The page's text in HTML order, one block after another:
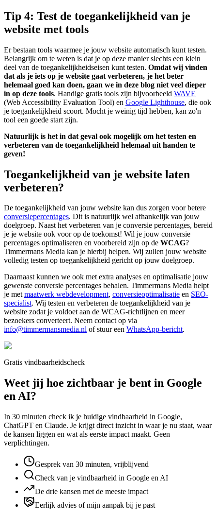
Tip 4: Test de toegankelijkheid van je
website met tools
Er bestaan tools waarmee je jouw website automatisch kunt testen.
Belangrijk om te weten is dat je op deze manier slechts een klein
deel van de toegankelijkheidseisen kunt testen. Omdat wij vinden
dat als je iets op je website gaat verbeteren, je het beter
helemaal goed kan doen, gaan we in deze blog niet veel dieper
in op deze tools. Handige gratis tools zijn bijvoorbeeld WAVE
(Web Accessibility Evaluation Tool) en Google Lighthouse, die ook
je toegankelijkheid scoort. Mocht je weinig tijd hebben, kan zo'n
tool een goede start zijn.
Natuurlijk is het in dat geval ook mogelijk om het testen en
verbeteren van de toegankelijkheid helemaal uit handen te
geven!
Toegankelijkheid van je website laten
verbeteren?
De toegankelijkheid van jouw website kan dus zorgen voor betere
conversiepercentages. Dit is natuurlijk wel afhankelijk van jouw
doelgroep. Naast het verbeteren van je conversie percentages, bereid
je je website ook voor op de toekomst! Wil je jouw conversie
percentages optimaliseren en voorbereid zijn op de WCAG?
Timmermans Media kan je hierbij helpen. Wij zullen jouw website
volledig testen op toegankelijkheid gericht op jouw doelgroep.
Daarnaast kunnen we ook met extra analyses en optimalisatie jouw
gewenste conversie percentages behalen. Timmermans Media helpt
je metmaatwerk webdevelopment, conversieoptimalisatie en SEO-
specialist. Wij testen en verbeteren de toegankelijkheid van je
website zodat je voldoet aan de WCAG-richtlijnen en meer
bezoekers converteert. Neem contact op via
info@timmermansmedia.nl of stuur een WhatsApp-bericht.
Gratis vindbaarheidscheck
Weet jij hoe zichtbaar je bent in Google
en AI?
In 30 minuten check ik je huidige vindbaarheid in Google,
ChatGPT en Claude. Je krijgt direct inzicht in waar je nu staat, waar
de kansen liggen en wat als eerste impact maakt. Geen
verplichtingen.
Gesprek van 30 minuten, vrijblijvend
Check van je vindbaarheid in Google en AI
De drie kansen met de meeste impact
Eerlijk advies of mijn aanpak bij je past